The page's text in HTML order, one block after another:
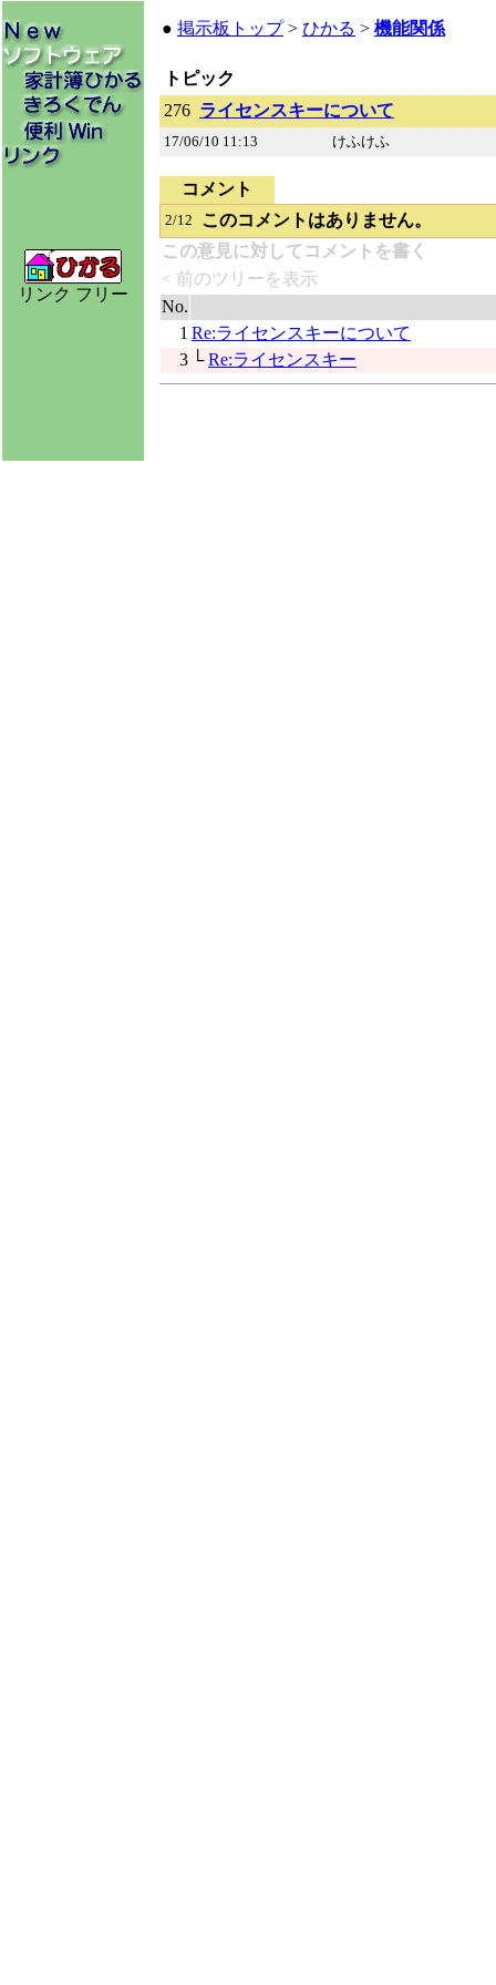
リンク フリー
● 掲示板トップ> ひかる > 機能関係
トピック
276 ライセンスキーについて
17/06/10 11:13 けふけふ
コメント
2/12
このコメントはありません。
この意見に対してコメントを書く
< 前のツリーを表示
No.
1 Re:ライセンスキーについて
3 └Re:ライセンスキー